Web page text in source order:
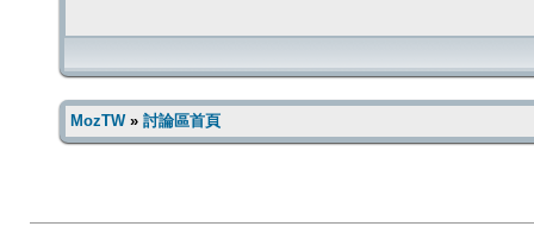
MozTW» 討論區首頁